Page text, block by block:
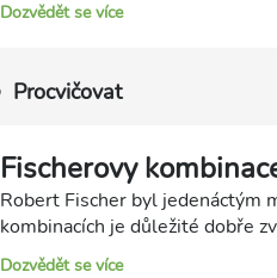
Dozvědět se více
Procvičovat
Fischerovy
Robert Fischer byl jedenáctým
kombinacích je důležité dobře
Dozvědět se více